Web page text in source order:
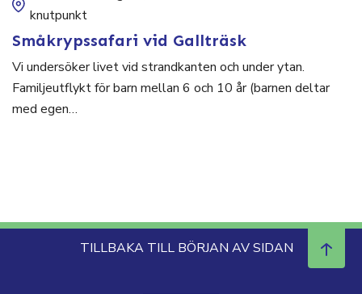
knutpunkt
Småkrypssafari vid Gallträsk
Vi undersöker livet vid strandkanten och under ytan.
Familjeutflykt för barn mellan 6 och 10 år (barnen deltar
med egen…
TILLBAKA TILL BÖRJAN AV SIDAN